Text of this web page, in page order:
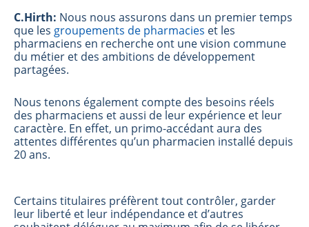
C.Hirth: Nous nous assurons dans un premier temps
que les groupements de pharmacies et les
pharmaciens en recherche ont une vision commune
du métier et des ambitions de développement
partagées.
Nous tenons également compte des besoins réels
des pharmaciens et aussi de leur expérience et leur
caractère. En effet, un primo-accédant aura des
attentes différentes qu’un pharmacien installé depuis
20 ans.
Certains titulaires préfèrent tout contrôler, garder
leur liberté et leur indépendance et d’autres